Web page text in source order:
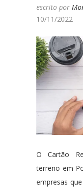
escrito por
10/11/2022
O Cartão
terreno em
empresas